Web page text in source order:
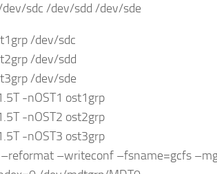
sdc /dev/sdd /dev/sde
/dev/sdc
/dev/sdd
/dev/sde
-nOST1 ost1grp
-nOST2 ost2grp
-nOST3 ost3grp
–writeconf –fsname=gcfs